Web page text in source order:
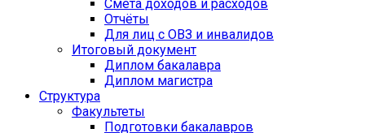
Смета доходов и расходов
Отчёты
Для лиц с ОВЗ и инвалидов
Итоговый документ
Диплом бакалавра
Диплом магистра
Структура
Факультеты
Подготовки бакалавров